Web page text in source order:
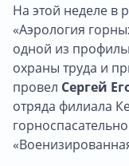
На этой неделе в
«Аэрология
одной из
охраны труда и
провел Сергей
отряда филиала